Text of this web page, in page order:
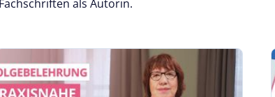
als Autorin.